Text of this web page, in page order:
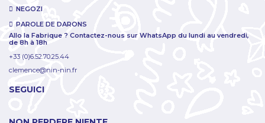
NEGOZI
PAROLE DE DARONS
Allo la Fabrique ? Contactez-nous sur WhatsApp du lundi au vendredi,
de 8h à 18h
+33 (0)6.52.70.25.44
clemence@nin-nin.fr
SEGUICI